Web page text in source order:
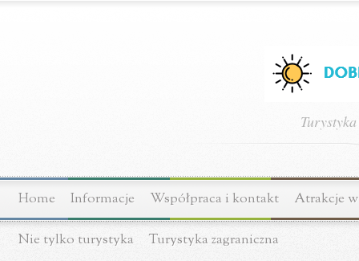
Home Informacje Współpraca i kontakt Atrakcje
Nie tylko turystyka Turystyka zagraniczna